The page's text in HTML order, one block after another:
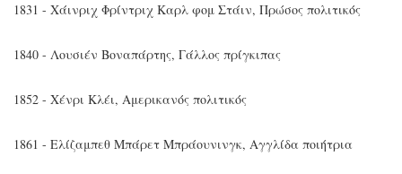
1831 - Χάινριχ Φρίντριχ Καρλ φομ Στάιν, Πρώσος πολιτικός
1840 - Λουσιέν Βοναπάρτης, Γάλλος πρίγκιπας
1852 - Χένρι Κλέι, Αμερικανός πολιτικός
1861 - Ελίζαμπεθ Μπάρετ Μπράουνινγκ, Αγγλίδα ποιήτρια